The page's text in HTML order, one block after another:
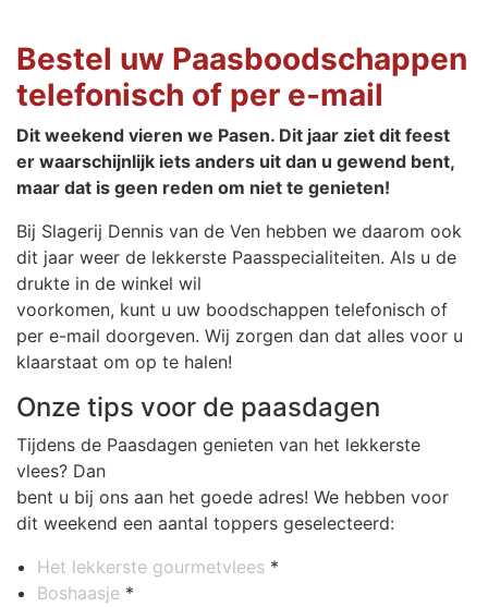
Bestel uw Paasboodschappen
telefonisch of per e-mail
Dit weekend vieren we Pasen. Dit jaar ziet dit feest
er waarschijnlijk iets anders uit dan u gewend bent,
maar dat is geen reden om niet te genieten!
Bij Slagerij Dennis van de Ven hebben we daarom ook
dit jaar weer de lekkerste Paasspecialiteiten. Als u de
drukte in de winkel wil
voorkomen, kunt u uw boodschappen telefonisch of
per e-mail doorgeven. Wij zorgen dan dat alles voor u
klaarstaat om op te halen!
Onze tips voor de paasdagen
Tijdens de Paasdagen genieten van het lekkerste
vlees? Dan
bent u bij ons aan het goede adres! We hebben voor
dit weekend een aantal toppers geselecteerd:
Het lekkerste gourmetvlees *
Boshaasje *